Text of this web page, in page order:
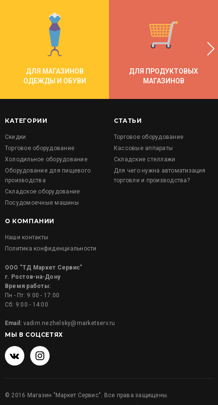
ДЛЯ МАГАЗИНОВ
ОДЕЖДЫ И ОБУВИ
ДЛЯ ПРОДУКТОВЫХ
МАГАЗИНОВ
КАТЕГОРИИ
Скидки
Торговое оборудование
Холодильное оборудование
Оборудование для пищевого
производства
Складское оборудование
Посудомоечные машины
СТАТЬИ
Торговое оборудование
Кассовые аппараты
Складские стеллажи
Для чего нужна автоматизация
торговли и производства?
О КОМПАНИИ
Наши контакты
Политика конфиденциальности
ООО "ТД Маркет Сервис"
г. Ростов-на-Дону
Время работы:
Пн - Пт: 9:00 - 17:00
Сб: 9:00 - 14:00
Email: vadim.nezhelsky@marketserv.ru
МЫ В СОЦСЕТЯХ
© 2016 Магазин "Маркет Сервис". Все права защищены.